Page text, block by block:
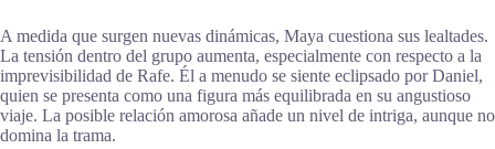
A medida que surgen nuevas dinámicas, Maya cuestiona sus lealtades.
La tensión dentro del grupo aumenta, especialmente con respecto a la
imprevisibilidad de Rafe. Él a menudo se siente eclipsado por Daniel,
quien se presenta como una figura más equilibrada en su angustioso
viaje. La posible relación amorosa añade un nivel de intriga, aunque no
domina la trama.